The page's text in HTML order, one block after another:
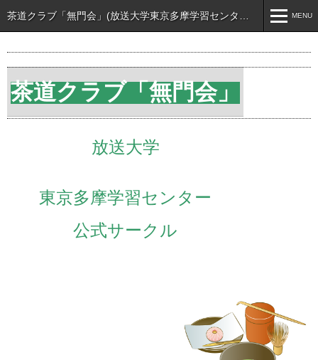
茶道クラブ「無門会」
放送大学
東京多摩学習センター
公式サークル
MENU
入会希望・お問い合わせ
お知らせ